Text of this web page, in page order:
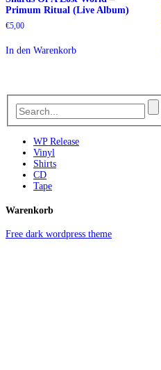
Primum Ritual (Live Album)
€5,00
In den Warenkorb
WP Release
Vinyl
Shirts
CD
Tape
Warenkorb
Free dark wordpress theme